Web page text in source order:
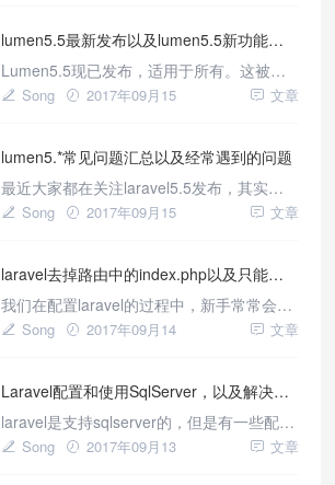
使用{{}}即可轻松防止XSS攻击，但是当我们
使用laravel编写的富文本时(比
lumen5.5最新发布以及lumen5.5新功能以及初体验
Lumen5.5现已发布，适用于所有。这被认
为是将基础软件包升级到[Laravel5.5]
Lumen5.5之前，您应该查看[Laravel5.5升
级指南](https:/
Song 2017年09月15 文章
lumen5.*常见问题汇总以及经常遇到的问题
最近大家都在关注laravel5.5发布，其实最
近lumen5.5也已经发布，今天我们来汇集一
言，做一个汇总。 使用Eloquent出现
Calltoamemberfunctionconne
Song 2017年09月15 文章
laravel去掉路由中的index.php以及只能访问"/" 或 "index"目录，其他页面全是404的解决方法
我们在配置laravel的过程中，新手常常会遇
到laravel配置到服务器后只能访
index.php，今天我们来汇总一下在nginx和
apache中开启重写路由，解决以上问题！
一、Apache开启l
Song 2017年09月14 文章
Laravel配置和使用SqlServer，以及解决链接sqlsrv出现could not find driver
laravel是支持sqlserver的，但是有一些配置
相对于mysql来说，相对比较麻烦，有很多
Song 2017年09月13 文章